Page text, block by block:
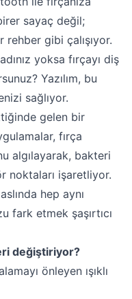
sayaç değil;
rehber gibi çalışıyor.
yoksa fırçayı diş
Yazılım, bu
sağlıyor.
gelen bir
fırça
algılayarak, bakteri
noktaları işaretliyor.
hep aynı
fark etmek şaşırtıcı
değiştiriyor?
önleyen ışıklı